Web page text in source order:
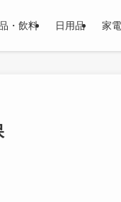
・飲料 日用品 家